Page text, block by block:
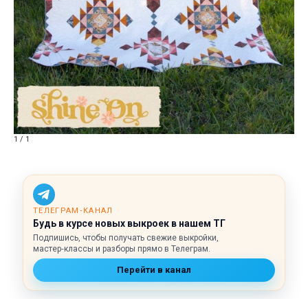
1 / 1
ТЕЛЕГРАМ‑КАНАЛ
Будь в курсе новых выкроек в нашем ТГ
Подпишись, чтобы получать свежие выкройки,
мастер‑классы и разборы прямо в Телеграм.
Перейти в канал